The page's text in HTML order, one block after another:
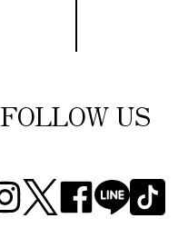
FOLLOW US